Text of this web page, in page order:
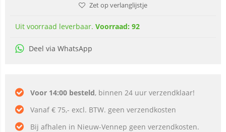
Zet op verlanglijstje
Uit voorraad leverbaar. Voorraad: 92
Deel via WhatsApp
Voor 14:00 besteld, binnen 24 uur verzendklaar!
Vanaf € 75,- excl. BTW. geen verzendkosten
Bij afhalen in Nieuw-Vennep geen verzendkosten.